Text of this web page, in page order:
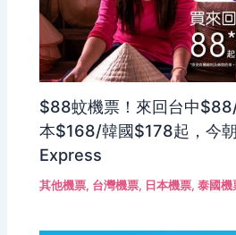
$88蚊機票！來回台中
本$168/韓國$178起，今
Express
其他機票, 台灣機票, 日本機票,泰國機